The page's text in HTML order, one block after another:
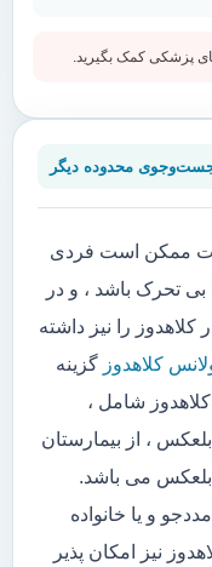
محدوده دیگر
ممکن است فردی
تحرک باشد ، و در
را نیز داشته
کلاهدوز گزینه
شامل ،
، از بیمارستان
بلعکس می باشد.
و یا خانواده
نیز امکان پذیر
پزشکی کمک بگیرید.